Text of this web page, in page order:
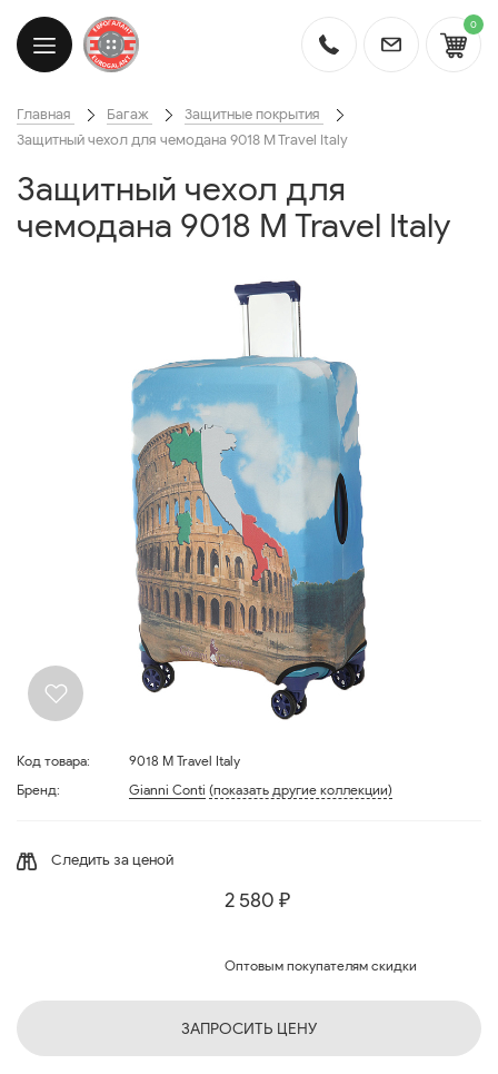
0
Главная Багаж
Защитные покрытия
Защитный чехол для чемодана 9018 M Travel Italy
Защитный чехол для
чемодана 9018 M Travel Italy
Код товара:
9018 M Travel Italy
Бренд:
Gianni Conti (показать другие коллекции)
Следить за ценой
2 580 ₽
Оптовым покупателям скидки
ЗАПРОСИТЬ ЦЕНУ